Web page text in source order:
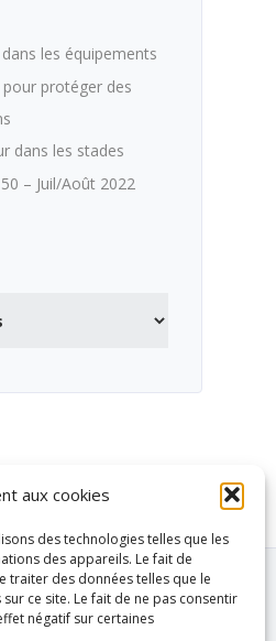
aux cookies
des technologies telles que les
des appareils. Le fait de
traiter des données telles que le
ce site. Le fait de ne pas consentir
négatif sur certaines
dans les équipements
protéger des
dans les stades
– Juil/Août 2022